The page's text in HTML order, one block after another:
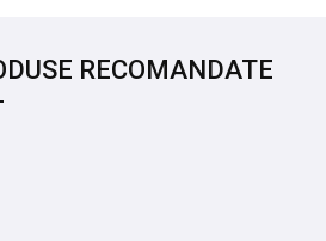
RECOMANDATE